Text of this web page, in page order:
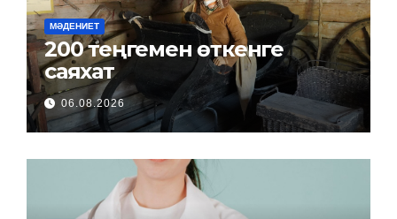
МӘДЕНИЕТ
200 теңгемен өткенге
саяхат
06.08.2026